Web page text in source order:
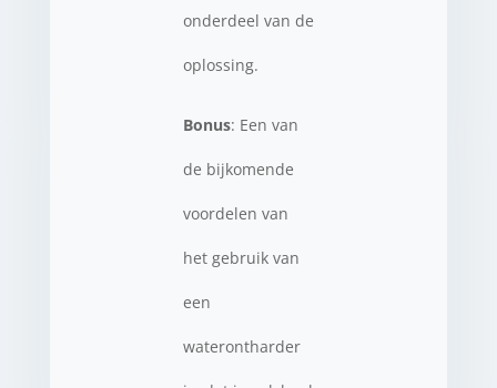
onderdeel van de
oplossing.
Bonus: Een van
de bijkomende
voordelen van
het gebruik van
een
waterontharder